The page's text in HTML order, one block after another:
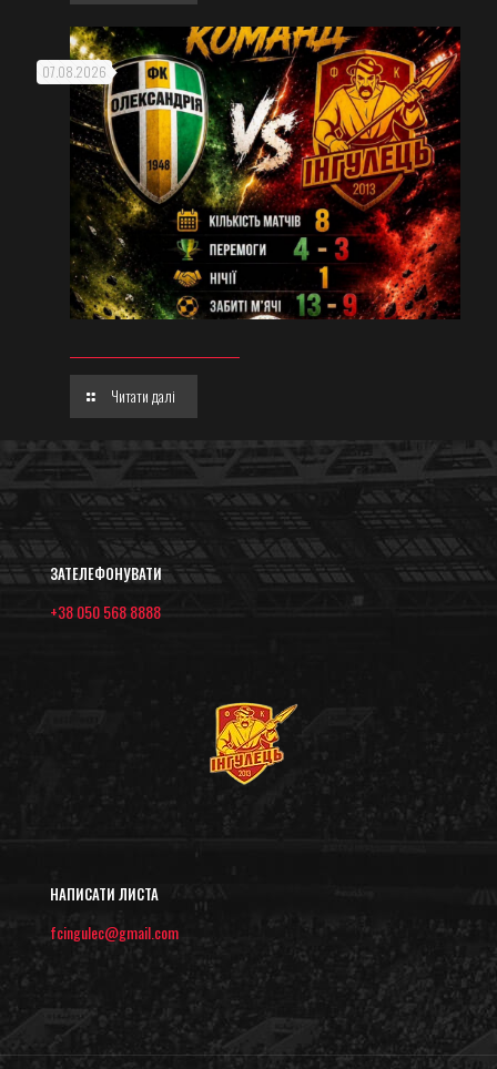
07.08.2026
Читати далі
ЗАТЕЛЕФОНУВАТИ
+38 050 568 8888
НАПИСАТИ ЛИСТА
fcingulec@gmail.com